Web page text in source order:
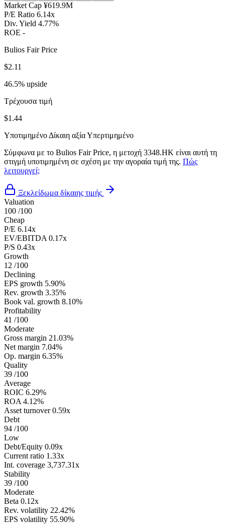
Market Cap ¥619.9M
P/E Ratio 6.14x
Div. Yield 4.77%
ROE -
Bulios Fair Price
$2.11
46.5% upside
Τρέχουσα τιμή
$1.44
Υποτιμημένο Δίκαιη αξίαΥπερτιμημένο
Σύμφωνα με το Bulios Fair Price, η μετοχή 3348.HK είναι αυτή τη
στιγμή υποτιμημένη σε σχέση με την αγοραία τιμή της. Πώς
λειτουργεί;
Ξεκλείδωμα δίκαιης τιμής
Valuation
100 /100
Cheap
P/E 6.14x
EV/EBITDA 0.17x
P/S 0.43x
Growth
12 /100
Declining
EPS growth 5.90%
Rev. growth 3.35%
Book val. growth 8.10%
Profitability
41 /100
Moderate
Gross margin 21.03%
Net margin 7.04%
Op. margin 6.35%
Quality
39 /100
Average
ROIC 6.29%
ROA 4.12%
Asset turnover 0.59x
Debt
94 /100
Low
Debt/Equity 0.09x
Current ratio 1.33x
Int. coverage 3,737.31x
Stability
39 /100
Moderate
Beta 0.12x
Rev. volatility 22.42%
EPS volatility 55.90%